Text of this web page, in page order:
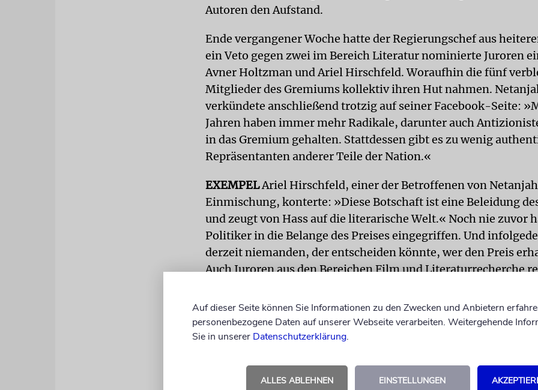
Autoren den Aufstand.
Ende vergangener Woche hatte der Regierungschef aus
ein Veto gegen zwei im Bereich Literatur nominierte Juroren
Avner Holtzman und Ariel Hirschfeld. Woraufhin die fünf
Mitglieder des Gremiums kollektiv ihren Hut nahmen.
verkündete anschließend trotzig auf seiner Facebook-Seite:
Jahren haben immer mehr Radikale, darunter auch
in das Gremium gehalten. Stattdessen gibt es zu wenig
Repräsentanten anderer Teile der Nation.«
EXEMPELAriel Hirschfeld, einer der Betroffenen von
Einmischung, konterte: »Diese Botschaft ist eine Beleidung
und zeugt von Hass auf die literarische Welt.« Noch nie zuvor
Politiker in die Belange des Preises eingegriffen. Und
derzeit niemanden, der entscheiden könnte, wer den Preis
Auch Juroren aus den Bereichen Film und Literaturrecherche
Posten.
Doch es blieb nicht bei den Preisrichtern. Kurz darauf setzten
ausgezeichnete Schriftsteller David Grossman, der im
er habe sich zu diesem Schritt entschlossen, weil »Netanjahus
Auf dieser Seite können Sie Informationen zu den Zwecken und Anbietern
personenbezogene Daten auf unserer Webseite verarbeiten. Weitergehende
Sie in unserer Datenschutzerklärung.
ALLES ABLEHNEN EINSTELLUNGEN